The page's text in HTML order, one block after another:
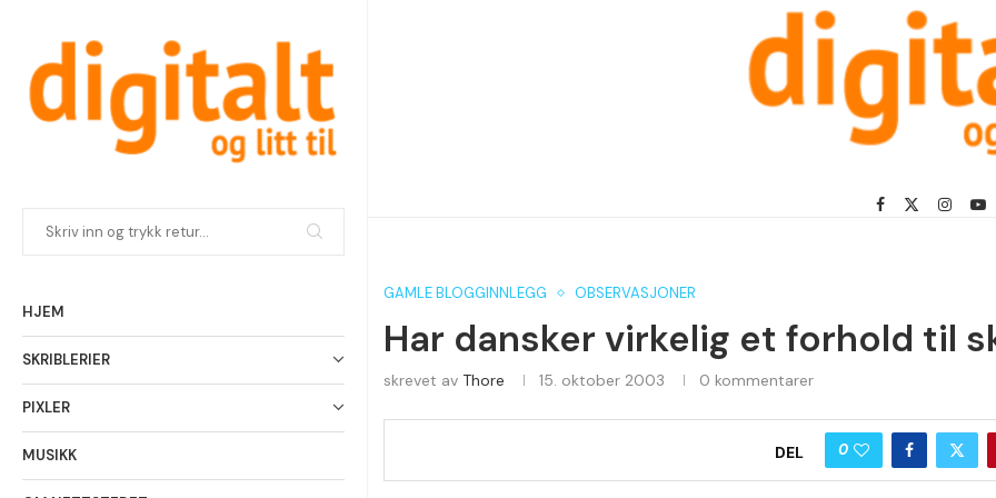
HJEM
SKRIBLERIER
PIXLER
MUSIKK
GAMLE BLOGGINNLEGG OBSERVASJONER
Har dansker virkelig et forhold til
skrevet av Thore 15. oktober 2003 0 kommentarer
DEL 0